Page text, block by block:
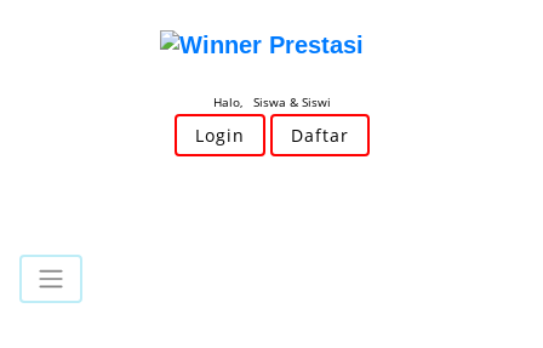
Halo, Siswa & Siswi
Login Daftar